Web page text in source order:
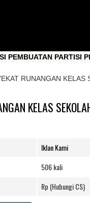
PARTISI PINTU
RUNANGAN KELAS
KELAS
Iklan Kami
506 kali
Rp (Hubungi CS)